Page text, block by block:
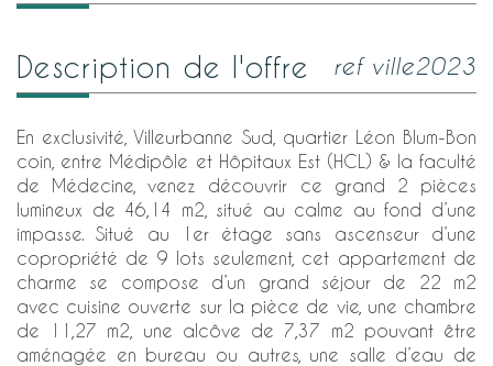
description de l'offre ref ville2023
En exclusivité, Villeurbanne Sud, quartier Léon Blum-Bon
coin, entre Médipôle et Hôpitaux Est (HCL) & la faculté
de Médecine, venez découvrir ce grand 2 pièces
lumineux de 46,14 m2, situé au calme au fond d’une
impasse. Situé au 1er étage sans ascenseur d’une
copropriété de 9 lots seulement, cet appartement de
charme se compose d’un grand séjour de 22 m2
avec cuisine ouverte sur la pièce de vie, une chambre
de 11,27 m2, une alcôve de 7,37 m2 pouvant être
aménagée en bureau ou autres, une salle d’eau de